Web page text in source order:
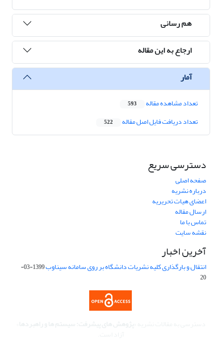
هم رسانی
ارجاع به این مقاله
آمار
تعداد مشاهده مقاله 593
تعداد دریافت فایل اصل مقاله 522
دسترسی سریع
صفحه اصلی
درباره نشریه
اعضای هیات تحریریه
ارسال مقاله
تماس با ما
نقشه سایت
آخرین اخبار
انتقال و بارگذاری کلیه نشریات دانشگاه بر روی سامانه سیناوب
1399-03-
20